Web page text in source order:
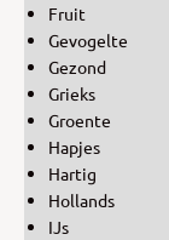
Fruit
Gevogelte
Gezond
Grieks
Groente
Hapjes
Hartig
Hollands
IJs